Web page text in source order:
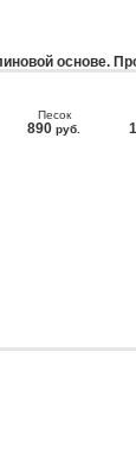
основе.
Песок
890 руб.